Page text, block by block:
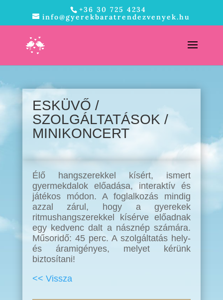
+36 30 725 4234
info@gyerekbaratrendezvenyek.hu
ESKÜVŐ /
SZOLGÁLTATÁSOK /
MINIKONCERT
Élő hangszerekkel kísért, ismert
gyermekdalok előadása, interaktív és
játékos módon. A foglalkozás mindig
azzal zárul, hogy a gyerekek
ritmushangszerekkel kísérve előadnak
egy kedvenc dalt a násznép számára.
Műsoridő: 45 perc. A szolgáltatás hely-
és áramigényes, melyet kérünk
biztosítani!
<< Vissza